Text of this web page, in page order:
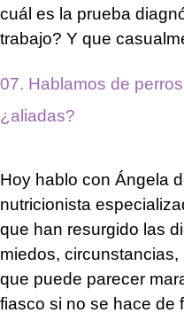
cuál es la prueba
trabajo? Y que
07. Hablamos de
¿aliadas?
Hoy hablo con Ángela
nutricionista
que han resurgido las
miedos,
que puede parecer
fiasco si no se hace de